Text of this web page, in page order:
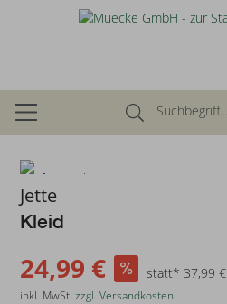
zurück
Jette
Kleid
24,99 € statt* 37,99 €
inkl. MwSt.zzgl. Versandkosten